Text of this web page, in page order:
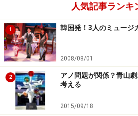
人気記事ランキ
1 韓国発！3人のミュージ
2008/08/01
2
アノ問題が関係？青山
考える
2015/09/18